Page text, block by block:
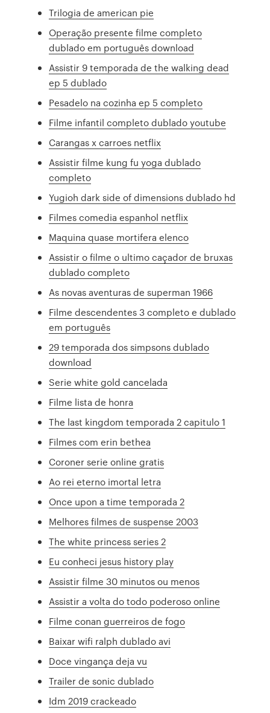
Trilogia de american pie
Operação presente filme completo
dublado em português download
Assistir 9 temporada de the walking dead
ep 5 dublado
Pesadelo na cozinha ep 5 completo
Filme infantil completo dublado youtube
Carangas x carroes netflix
Assistir filme kung fu yoga dublado
completo
Yugioh dark side of dimensions dublado hd
Filmes comedia espanhol netflix
Maquina quase mortifera elenco
Assistir o filme o ultimo caçador de bruxas
dublado completo
As novas aventuras de superman 1966
Filme descendentes 3 completo e dublado
em português
29 temporada dos simpsons dublado
download
Serie white gold cancelada
Filme lista de honra
The last kingdom temporada 2 capitulo 1
Filmes com erin bethea
Coroner serie online gratis
Ao rei eterno imortal letra
Once upon a time temporada 2
Melhores filmes de suspense 2003
The white princess series 2
Eu conheci jesus history play
Assistir filme 30 minutos ou menos
Assistir a volta do todo poderoso online
Filme conan guerreiros de fogo
Baixar wifi ralph dublado avi
Doce vingança deja vu
Trailer de sonic dublado
Idm 2019 crackeado